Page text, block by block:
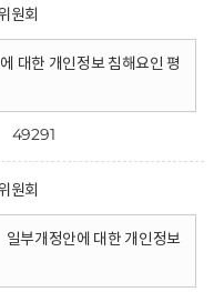
원회
대한 개인정보 침해요인 평
49291
원회
일부개정안에 대한 개인정보